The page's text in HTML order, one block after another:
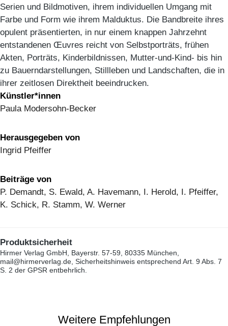
Serien und Bildmotiven, ihrem individuellen Umgang mit
Farbe und Form wie ihrem Malduktus. Die Bandbreite ihres
opulent präsentierten, in nur einem knappen Jahrzehnt
entstandenen Œuvres reicht von Selbstporträts, frühen
Akten, Porträts, Kinderbildnissen, Mutter-und-Kind- bis hin
zu Bauerndarstellungen, Stillleben und Landschaften, die in
ihrer zeitlosen Direktheit beeindrucken.
Künstler*innen
Paula Modersohn-Becker
Herausgegeben von
Ingrid Pfeiffer
Beiträge von
P. Demandt, S. Ewald, A. Havemann, I. Herold, I. Pfeiffer,
K. Schick, R. Stamm, W. Werner
Produktsicherheit
Hirmer Verlag GmbH, Bayerstr. 57-59, 80335 München,
mail@hirmerverlag.de, Sicherheitshinweis entsprechend Art. 9 Abs. 7
S. 2 der GPSR entbehrlich.
Weitere Empfehlungen